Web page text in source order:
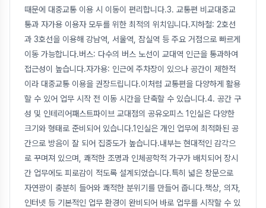
때문에 대중교통 이용 시 이동이 편리합니다.3. 교통편 비교대중교
통과 자가용 이용자 모두를 위한 최적의 위치입니다.지하철: 2호선
과 3호선을 이용해 강남역, 서울역, 잠실역 등 주요 거점으로 빠르게
이동 가능합니다.버스: 다수의 버스 노선이 교대역 인근을 통과하여
접근성이 높습니다.자가용: 인근에 주차장이 있으나 공간이 제한적
이라 대중교통 이용을 권장드립니다.이처럼 교통편을 다양하게 활용
할 수 있어 업무 시작 전 이동 시간을 단축할 수 있습니다.4. 공간 구
성 및 인테리어패스트파이브 교대점의 공유오피스 1인실은 다양한
크기와 형태로 준비되어 있습니다.1인실은 개인 업무에 최적화된 공
간으로 방음이 잘 되어 집중도가 높습니다.내부는 현대적인 감각으
로 꾸며져 있으며, 쾌적한 조명과 인체공학적 가구가 배치되어 장시
간 업무에도 피로감이 적도록 설계되었습니다.특히 넓은 창문으로
자연광이 충분히 들어와 쾌적한 분위기를 만들어 줍니다.책상, 의자,
인터넷 등 기본적인 업무 환경이 완비되어 바로 업무를 시작할 수 있